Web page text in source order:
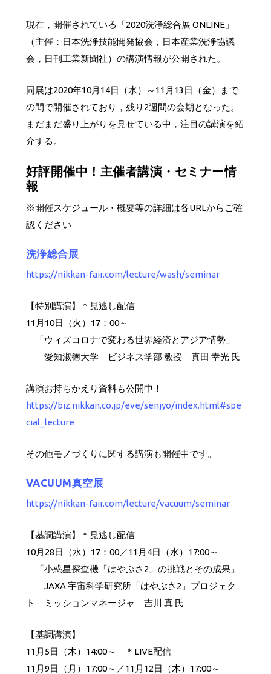
現在，開催されている「2020洗浄総合展 ONLINE」
（主催：日本洗浄技能開発協会，日本産業洗浄協議
会，日刊工業新聞社）の講演情報が公開された。
同展は2020年10月14日（水）～11月13日（金）まで
の間で開催されており，残り2週間の会期となった。
まだまだ盛り上がりを見せている中，注目の講演を紹
介する。
好評開催中！主催者講演・セミナー情
報
※開催スケジュール・概要等の詳細は各URLからご確
認ください
洗浄総合展
https://nikkan-fair.com/lecture/wash/seminar
【特別講演】＊見逃し配信
11月10日（火）17：00～
「ウィズコロナで変わる世界経済とアジア情勢」
愛知淑徳大学 ビジネス学部 教授 真田 幸光 氏
講演お持ちかえり資料も公開中！
https://biz.nikkan.co.jp/eve/senjyo/index.html#spe
cial_lecture
その他モノづくりに関する講演も開催中です。
VACUUM真空展
https://nikkan-fair.com/lecture/vacuum/seminar
【基調講演】＊見逃し配信
10月28日（水）17：00／11月4日（水）17:00～
「小惑星探査機「はやぶさ2」の挑戦とその成果」
JAXA 宇宙科学研究所「はやぶさ2」プロジェク
ト ミッションマネージャ 吉川 真 氏
【基調講演】
11月5日（木）14:00～ ＊LIVE配信
11月9日（月）17:00～／11月12日（木）17:00～